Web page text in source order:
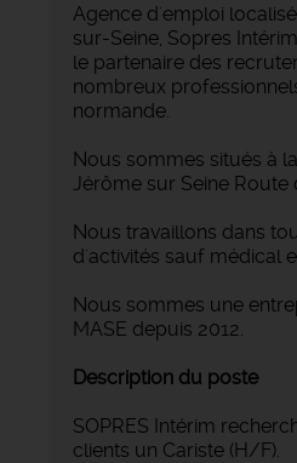
Agence d'emploi
sur-Seine, Sopres
le partenaire des
nombreux
normande.
Nous sommes situés à
Jérôme sur Seine Route
Nous travaillons dans
d'activités sauf médical
Nous sommes une
MASE depuis 2012.
Description du poste
SOPRES Intérim
clients un Cariste (H/F).